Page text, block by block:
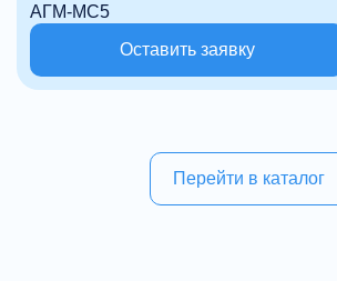
АГМ-МС5
Оставить заявку
Перейти в каталог